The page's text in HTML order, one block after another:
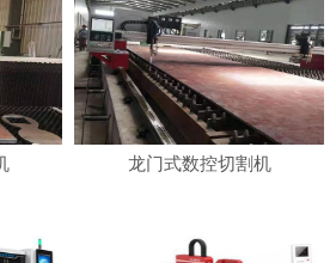
龙门式数控切割机